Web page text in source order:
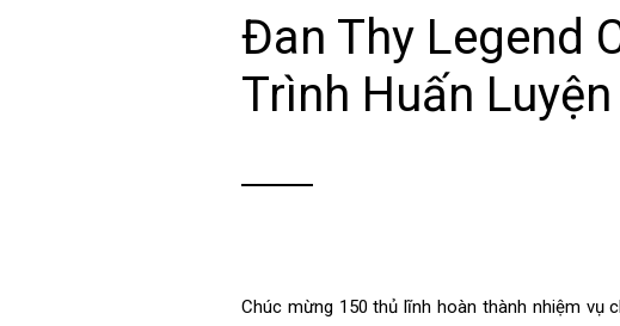
Đan Thy Legend
Trình Huấn
Chúc mừng 150 thủ lĩnh hoàn thành nhiệm vụ